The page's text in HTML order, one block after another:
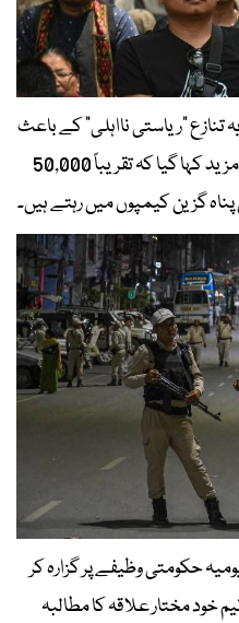
تنازع "ریاستی نااہلی" کے باعث
شدت اختیار کر گیاہے۔ رپورٹ میں مزید کہا گیا کہ تقریباً 50,000
گزین کیمپوں میں رہتے ہیں۔
84 روپے (0.90 ڈالر) یومیہ حکومتی وظیفے پر گزارہ کر
خود مختار علاقہ کا مطالبہ